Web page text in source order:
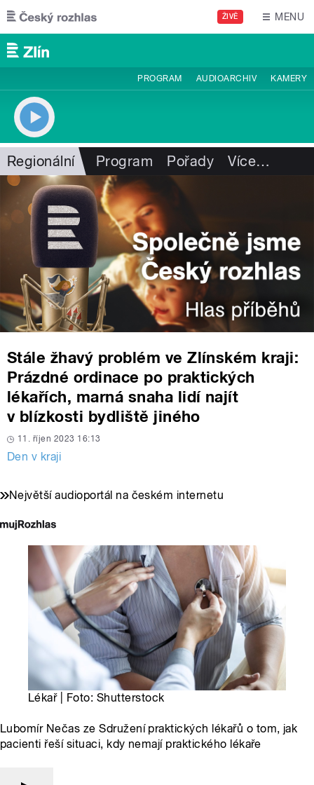
Přejít k hlavnímu obsahu
ŽIVĚ MENU
PROGRAM AUDIOARCHIV KAMERY
Regionální Program Pořady Více…
Stále žhavý problém ve Zlínském kraji:
Prázdné ordinace po praktických
lékařích, marná snaha lidí najít
v blízkosti bydliště jiného
11. říjen 2023 16:13
Den v kraji
Největší audioportál na českém internetu
Lékař | Foto: Shutterstock
Lubomír Nečas ze Sdružení praktických lékařů o tom, jak
pacienti řeší situaci, kdy nemají praktického lékaře